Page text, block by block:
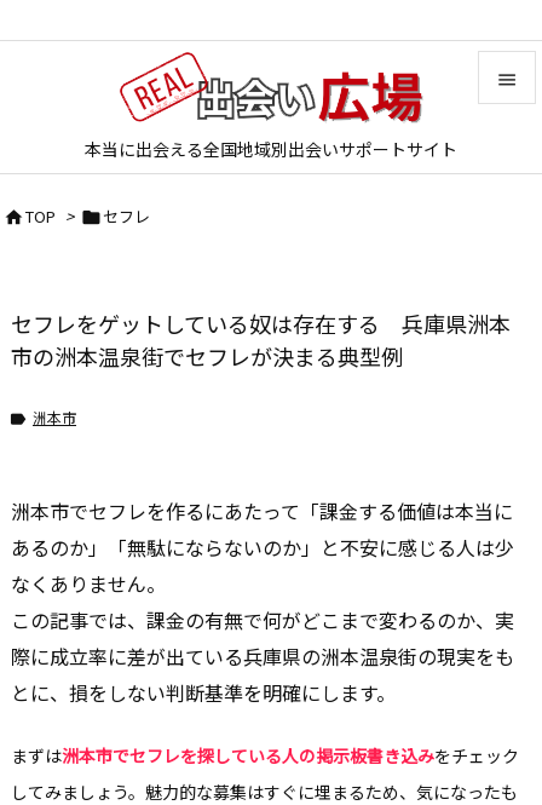
本当に出会える全国地域別出会いサポートサイト


TOP > セフレ
セフレをゲットしている奴は存在する 兵庫県洲本
市の洲本温泉街でセフレが決まる典型例
 洲本市
洲本市でセフレを作るにあたって「課金する価値は本当に
あるのか」「無駄にならないのか」と不安に感じる人は少
なくありません。
この記事では、課金の有無で何がどこまで変わるのか、実
際に成立率に差が出ている兵庫県の洲本温泉街の現実をも
とに、損をしない判断基準を明確にします。
まずは洲本市でセフレを探している人の掲示板書き込みをチェック
してみましょう。魅力的な募集はすぐに埋まるため、気になったも